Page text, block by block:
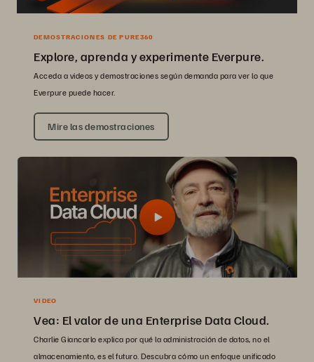
DEMOSTRACIONES DE PURE360
Explore, aprenda y experimente Everpure.
Acceda a videos y demostraciones según demanda para ver lo que
Everpure puede hacer.
Mire las demostraciones
VIDEO
Vea: El valor de una Enterprise Data Cloud.
Charlie Giancarlo explica por qué la administración de datos, no el
almacenamiento, es el futuro. Descubra cómo un enfoque unificado